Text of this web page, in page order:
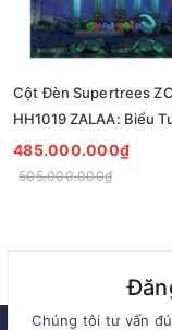
Cột Đèn Supertrees
HH1019 ZALAA: Biểu
Sáng Cho Đại Đô Thị
485.000.000₫
505.000.000₫
Chúng tôi tư vấn